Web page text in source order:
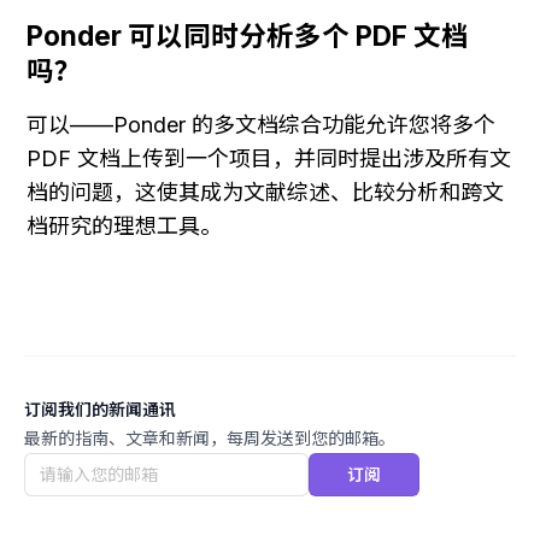
Ponder 可以同时分析多个 PDF 文档
吗？
可以——Ponder 的多文档综合功能允许您将多个
PDF 文档上传到一个项目，并同时提出涉及所有文
档的问题，这使其成为文献综述、比较分析和跨文
档研究的理想工具。
订阅我们的新闻通讯
最新的指南、文章和新闻，每周发送到您的邮箱。
订阅